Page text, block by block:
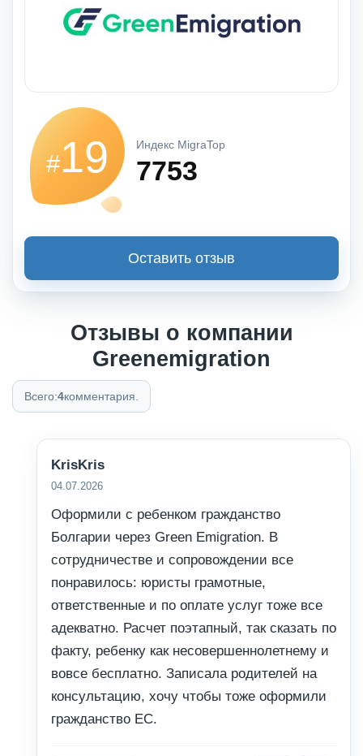
#19 Индекс MigraTop
7753
Оставить отзыв
Отзывы о компании
Greenemigration
Всего:4комментария.
KrisKris
04.07.2026
Оформили с ребенком гражданство
Болгарии через Green Emigration. В
сотрудничестве и сопровождении все
понравилось: юристы грамотные,
ответственные и по оплате услуг тоже все
адекватно. Расчет поэтапный, так сказать по
факту, ребенку как несовершеннолетнему и
вовсе бесплатно. Записала родителей на
консультацию, хочу чтобы тоже оформили
гражданство ЕС.